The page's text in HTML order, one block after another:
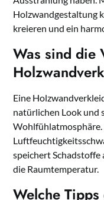
Holzwandgestaltung
kreieren und ein
Was sind die
Eine
natürlichen Look und
Wohlfühlatmosphäre.
speichert Schadstoffe
die Raumtemperatur.
Welche